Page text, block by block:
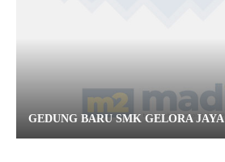
GEDUNG BARU SMK GELORA JAYA